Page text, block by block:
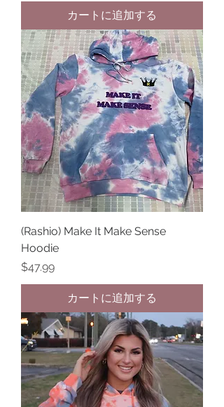
カートに追加する
(Rashio) Make It Make Sense
Hoodie
価格
$47.99
カートに追加する